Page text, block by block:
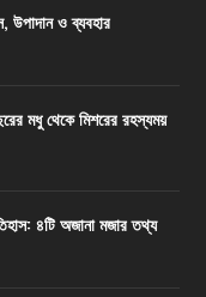
উপাদান ও ব্যবহার
মধু থেকে মিশরের রহস্যময়
৪টি অজানা মজার তথ্য